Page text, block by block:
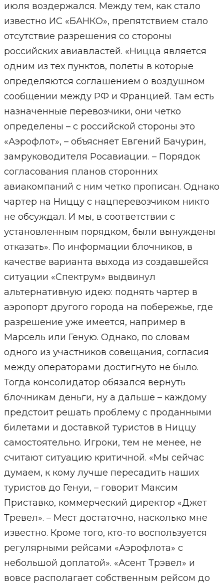
июля воздержался. Между тем, как стало
известно ИС «БАНКО», препятствием стало
отсутствие разрешения со стороны
российских авиавластей. «Ницца является
одним из тех пунктов, полеты в которые
определяются соглашением о воздушном
сообщении между РФ и Францией. Там есть
назначенные перевозчики, они четко
определены – с российской стороны это
«Аэрофлот», – объясняет Евгений Бачурин,
замруководителя Росавиации. – Порядок
согласования планов сторонних
авиакомпаний с ним четко прописан. Однако
чартер на Ниццу с нацперевозчиком никто
не обсуждал. И мы, в соответствии с
установленным порядком, были вынуждены
отказать». По информации блочников, в
качестве варианта выхода из создавшейся
ситуации «Спектрум» выдвинул
альтернативную идею: поднять чартер в
аэропорт другого города на побережье, где
разрешение уже имеется, например в
Марсель или Геную. Однако, по словам
одного из участников совещания, согласия
между операторами достигнуто не было.
Тогда консолидатор обязался вернуть
блочникам деньги, ну а дальше – каждому
предстоит решать проблему с проданными
билетами и доставкой туристов в Ниццу
самостоятельно. Игроки, тем не менее, не
считают ситуацию критичной. «Мы сейчас
думаем, к кому лучше пересадить наших
туристов до Генуи, – говорит Максим
Приставко, коммерческий директор «Джет
Тревел». – Мест достаточно, насколько мне
известно. Кроме того, кто-то воспользуется
регулярными рейсами «Аэрофлота» с
небольшой доплатой». «Асент Трэвел» и
вовсе располагает собственным рейсом до